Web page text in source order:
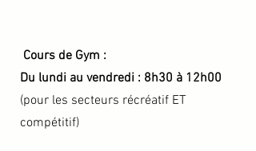
Cours de Gym :
Du lundi au vendredi : 8h30 à 12h00
(pour les secteurs récréatif ET
compétitif)